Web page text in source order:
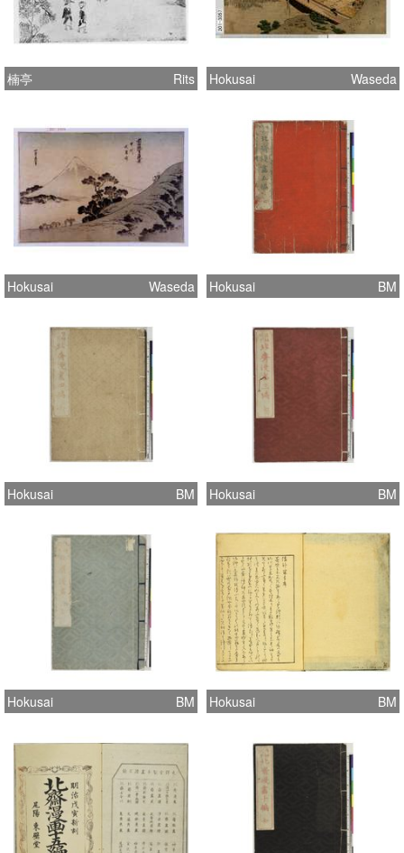
楠亭 Rits Hokusai Waseda
Hokusai Waseda Hokusai BM
Hokusai BM Hokusai BM
Hokusai BM Hokusai BM